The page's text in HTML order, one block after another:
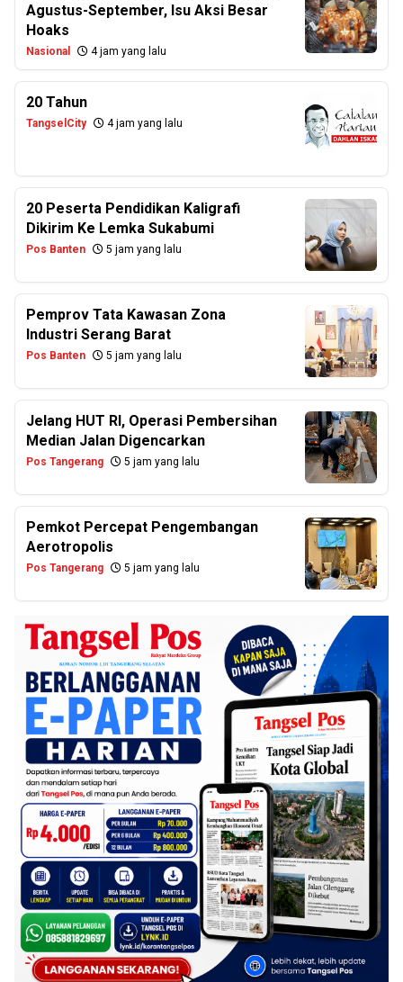
Agustus-September, Isu Aksi Besar
Hoaks
Nasional 4 jam yang lalu
20 Tahun
TangselCity 4 jam yang lalu
20 Peserta Pendidikan Kaligrafi
Dikirim Ke Lemka Sukabumi
Pos Banten 5 jam yang lalu
Pemprov Tata Kawasan Zona
Industri Serang Barat
Pos Banten 5 jam yang lalu
Jelang HUT RI, Operasi Pembersihan
Median Jalan Digencarkan
Pos Tangerang 5 jam yang lalu
Pemkot Percepat Pengembangan
Aerotropolis
Pos Tangerang 5 jam yang lalu